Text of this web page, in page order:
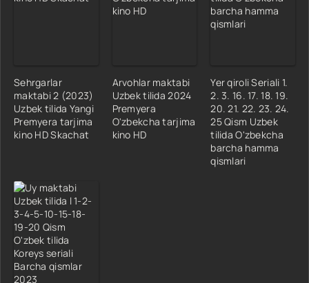
Sehrgarlar
maktabi 2 (2023)
Uzbek tilida Yangi
Premyera tarjima
kino HD Skachat
Arvohlar maktabi
Uzbek tilida 2024
Premyera
O'zbekcha tarjima
kino HD
Yer qiroli Seriali 1.
2. 3. 16. 17. 18. 19.
20. 21. 22. 23. 24.
25 Qism Uzbek
tilida O'zbekcha
barcha hamma
qismlari